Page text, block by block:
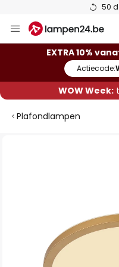
50
naar
EXTRA 10%
Actiecode:
WOW Week:
Plafondlampen
afbeeldingen-